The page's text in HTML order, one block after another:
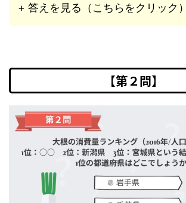
+ 答えを見る（こちらをクリック）
【第２問】